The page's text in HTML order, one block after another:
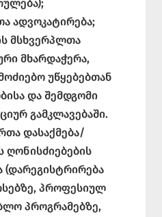
ადვოკატირება;
მსხვერპლთა
მხარდაჭერა,
უწყებებთან
და შემდგომი
გამკლავებაში.
დასაქმება/
ღონისძიებების
(დარეგისტრირება
პროფესიულ
პროგრამებზე,